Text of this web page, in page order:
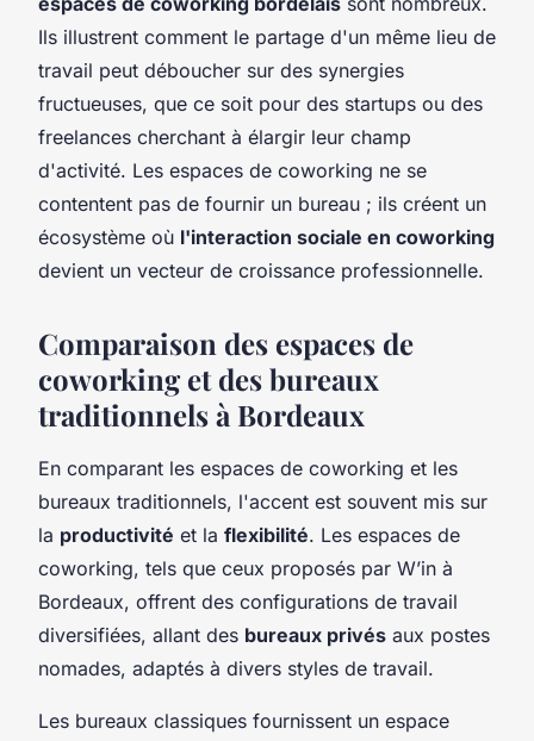
Ils illustrent comment le partage d'un même lieu de
travail peut déboucher sur des synergies
fructueuses, que ce soit pour des startups ou des
freelances cherchant à élargir leur champ
d'activité. Les espaces de coworking ne se
contentent pas de fournir un bureau ; ils créent un
écosystème où l'interaction sociale en coworking
devient un vecteur de croissance professionnelle.
Comparaison des espaces de
coworking et des bureaux
traditionnels à Bordeaux
En comparant les espaces de coworking et les
bureaux traditionnels, l'accent est souvent mis sur
la productivité et la flexibilité. Les espaces de
coworking, tels que ceux proposés par W’in à
Bordeaux, offrent des configurations de travail
diversifiées, allant des bureaux privés aux postes
nomades, adaptés à divers styles de travail.
Les bureaux classiques fournissent un espace